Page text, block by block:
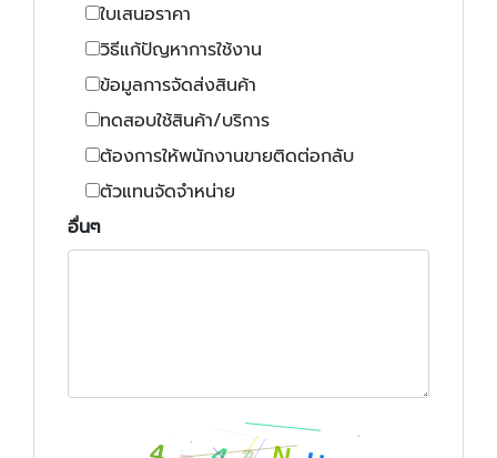
ใบเสนอราคา
วิธีแก้ปัญหาการใช้งาน
ข้อมูลการจัดส่งสินค้า
ทดสอบใช้สินค้า/บริการ
ต้องการให้พนักงานขายติดต่อกลับ
ตัวแทนจัดจำหน่าย
อื่นๆ